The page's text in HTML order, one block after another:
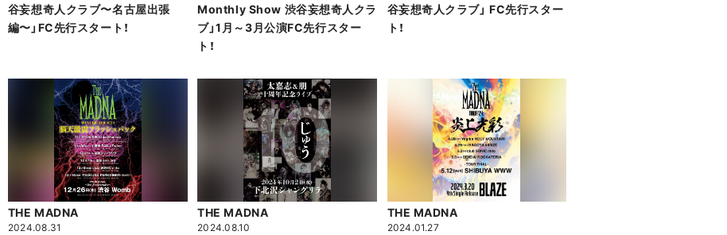
谷妄想奇人クラブ〜名古屋出張
編〜」FC先行スタート！
Monthly Show 渋谷妄想奇人クラ
ブ」1月～3月公演FC先行スター
ト！
谷妄想奇人クラブ」 FC先行スター
ト！
THE MADNA
2024.08.31
THE MADNA
2024.08.10
THE MADNA
2024.01.27